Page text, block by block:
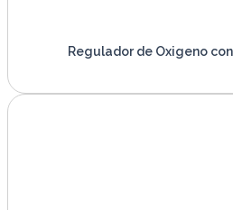
Regulador de Oxigeno